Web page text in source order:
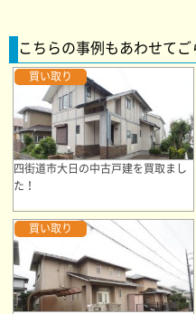
こちらの事例もあわせて
買い取り
四街道市大日の中古戸建を買取まし
た！
買い取り